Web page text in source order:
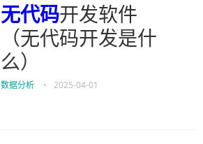
无代码开发软件
（无代码开发是什
么）
数据分析 • 2025-04-01